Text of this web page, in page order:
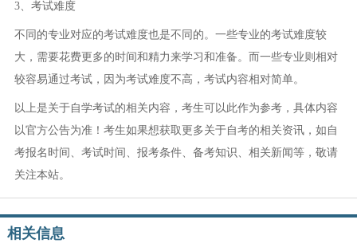
3、考试难度
不同的专业对应的考试难度也是不同的。一些专业的考试难度较
大，需要花费更多的时间和精力来学习和准备。而一些专业则相对
较容易通过考试，因为考试难度不高，考试内容相对简单。
以上是关于自学考试的相关内容，考生可以此作为参考，具体内容
以官方公告为准！考生如果想获取更多关于自考的相关资讯，如自
考报名时间、考试时间、报考条件、备考知识、相关新闻等，敬请
关注本站。
相关信息